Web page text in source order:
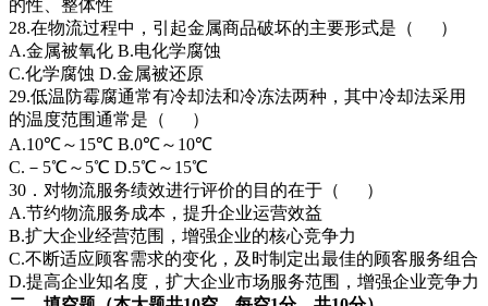
的性、整体性
28.在物流过程中，引起金属商品破坏的主要形式是（ ）
A.金属被氧化 B.电化学腐蚀
C.化学腐蚀 D.金属被还原
29.低温防霉腐通常有冷却法和冷冻法两种，其中冷却法采用
的温度范围通常是（ ）
A.10℃～15℃ B.0℃～10℃
C.－5℃～5℃ D.5℃～15℃
30．对物流服务绩效进行评价的目的在于（ ）
A.节约物流服务成本，提升企业运营效益
B.扩大企业经营范围，增强企业的核心竞争力
C.不断适应顾客需求的变化，及时制定出最佳的顾客服务组合
D.提高企业知名度，扩大企业市场服务范围，增强企业竞争力